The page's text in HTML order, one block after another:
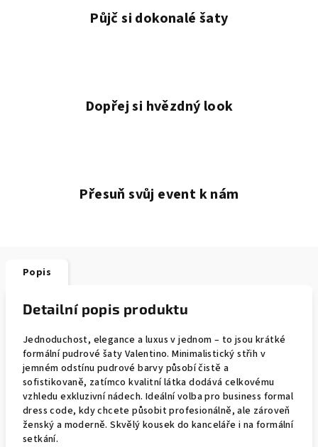
Půjč si dokonalé šaty
Dopřej si hvězdný look
Přesuň svůj event k nám
Popis
Detailní popis produktu
Jednoduchost, elegance a luxus v jednom – to jsou krátké
formální pudrové šaty Valentino. Minimalistický střih v
jemném odstínu pudrové barvy působí čistě a
sofistikovaně, zatímco kvalitní látka dodává celkovému
vzhledu exkluzivní nádech. Ideální volba pro business formal
dress code, kdy chcete působit profesionálně, ale zároveň
ženský a moderně. Skvělý kousek do kanceláře i na formální
setkání.